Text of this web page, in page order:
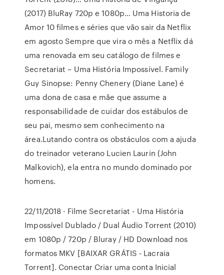
(2017) BluRay 720p e 1080p… Uma Historia de
Amor 10 filmes e séries que vão sair da Netflix
em agosto Sempre que vira o mês a Netflix dá
uma renovada em seu catálogo de filmes e
Secretariat – Uma História Impossível. Family
Guy Sinopse: Penny Chenery (Diane Lane) é
uma dona de casa e mãe que assume a
responsabilidade de cuidar dos estábulos de
seu pai, mesmo sem conhecimento na
área.Lutando contra os obstáculos com a ajuda
do treinador veterano Lucien Laurin (John
Malkovich), ela entra no mundo dominado por
homens.
22/11/2018 · Filme Secretariat - Uma História
Impossível Dublado / Dual Áudio Torrent (2010)
em 1080p / 720p / Bluray / HD Download nos
formatos MKV [BAIXAR GRÁTIS - Lacraia
Torrent]. Conectar Criar uma conta Inicial